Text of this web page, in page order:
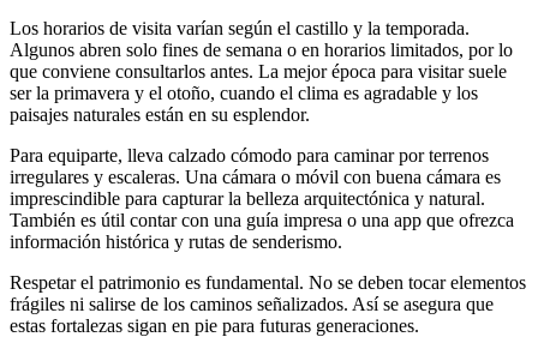
Los horarios de visita varían según el castillo y la temporada.
Algunos abren solo fines de semana o en horarios limitados, por lo
que conviene consultarlos antes. La mejor época para visitar suele
ser la primavera y el otoño, cuando el clima es agradable y los
paisajes naturales están en su esplendor.
Para equiparte, lleva calzado cómodo para caminar por terrenos
irregulares y escaleras. Una cámara o móvil con buena cámara es
imprescindible para capturar la belleza arquitectónica y natural.
También es útil contar con una guía impresa o una app que ofrezca
información histórica y rutas de senderismo.
Respetar el patrimonio es fundamental. No se deben tocar elementos
frágiles ni salirse de los caminos señalizados. Así se asegura que
estas fortalezas sigan en pie para futuras generaciones.